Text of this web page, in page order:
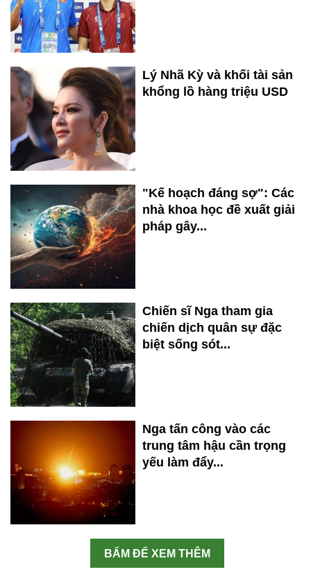
Lý Nhã Kỳ và khối tài sản
khổng lồ hàng triệu USD
"Kế hoạch đáng sợ": Các
nhà khoa học đề xuất giải
pháp gây...
Chiến sĩ Nga tham gia
chiến dịch quân sự đặc
biệt sống sót...
Nga tấn công vào các
trung tâm hậu cần trọng
yếu làm đẩy...
BẤM ĐỂ XEM THÊM